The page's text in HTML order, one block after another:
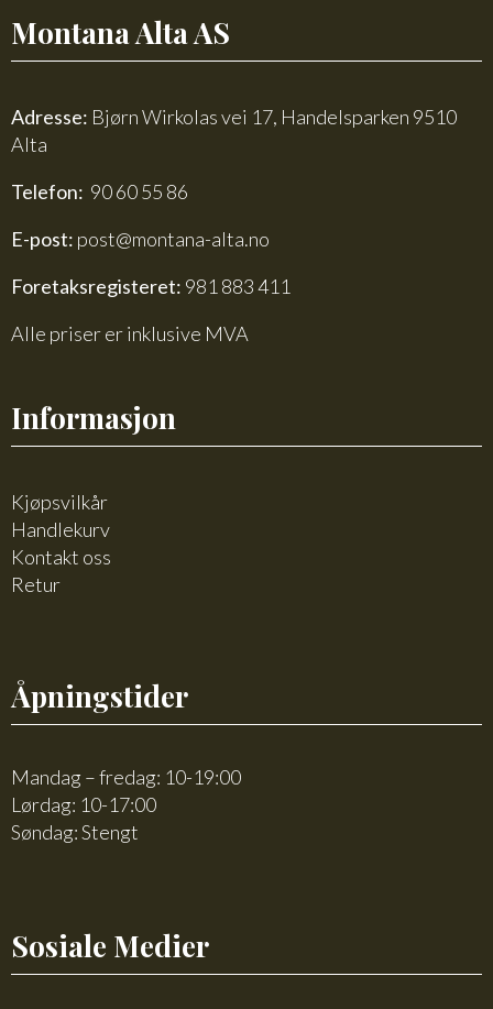
Montana Alta AS
Adresse: Bjørn Wirkolas vei 17, Handelsparken 9510
Alta
Telefon: 90 60 55 86
E-post: post@montana-alta.no
Foretaksregisteret: 981 883 411
Alle priser er inklusive MVA
Informasjon
Kjøpsvilkår
Handlekurv
Kontakt oss
Retur
Åpningstider
Mandag – fredag: 10-19:00
Lørdag: 10-17:00
Søndag: Stengt
Sosiale Medier